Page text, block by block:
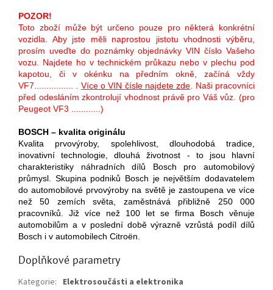
POZOR!
Toto zboží může být určeno pouze pro některá konkrétní
vozidla. Aby jste měli naprostou jistotu vhodnosti výběru,
prosím uveďte do poznámky objednávky VIN číslo Vašeho
vozu. Najdete ho v technickém průkazu nebo v plechu pod
kapotou, či v okénku na předním okně, začíná vždy
VF7................ . Více o VIN čísle najdete zde . Naši pracovníci
před odesláním zkontrolují vhodnost právě pro Váš vůz. (pro
Peugeot VF3 ............)
BOSCH – kvalita originálu
Kvalita prvovýroby, spolehlivost, dlouhodobá tradice,
inovativní technologie, dlouhá životnost - to jsou hlavní
charakteristiky náhradních dílů Bosch pro automobilový
průmysl. Skupina podniků Bosch je největším dodavatelem
do automobilové prvovýroby na světě je zastoupena ve více
než 50 zemích světa, zaměstnává přibližně 250 000
pracovníků. Již více než 100 let se firma Bosch věnuje
automobilům a v poslední době výrazně vzrůstá podíl dílů
Bosch i v automobilech Citroën.
Doplňkové parametry
Kategorie: Elektrosoučásti a elektronika